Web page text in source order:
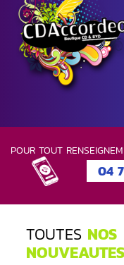
POUR TOUT
04
TOUTES NOS
NOUVEAUTES